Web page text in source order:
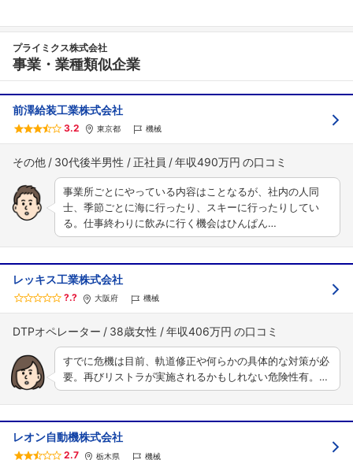
プライミクス株式会社
事業・業種類似企業
前澤給装工業株式会社
3.2 東京都 機械
その他 30代後半男性 正社員 年収490万円
事業所ごとにやっている内容はことなるが、社内の人同
士、季節ごとに海に行ったり、スキーに行ったりしてい
る。仕事終わりに飲みに行く機会はひんぱん…
レッキス工業株式会社
?.? 大阪府 機械
DTPオペレーター 38歳女性 年収406万円
すでに危機は目前、軌道修正や何らかの具体的な対策が必
要。再びリストラが実施されるかもしれない危険性有。…
レオン自動機株式会社
2.7 栃木県 機械